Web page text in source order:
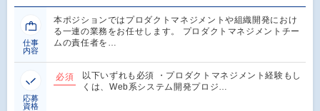
仕事
内容
本ポジションではプロダクトマネジメントや組織開発におけ
る一連の業務をお任せします。 プロダクトマネジメントチー
ムの責任者を…
応募
資格
必須
以下いずれも必須 ・プロダクトマネジメント経験もし
くは、Web系システム開発プロジ…